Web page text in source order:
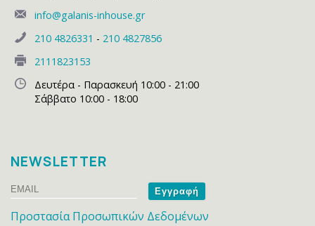
info@galanis-inhouse.gr
210 4826331 - 210 4827856
2111823153
Δευτέρα - Παρασκευή 10:00 - 21:00
Σάββατο 10:00 - 18:00
NEWSLETTER
Email
Name
Προστασία Προσωπικών Δεδομένων